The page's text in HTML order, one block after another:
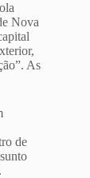
Nova
As
de